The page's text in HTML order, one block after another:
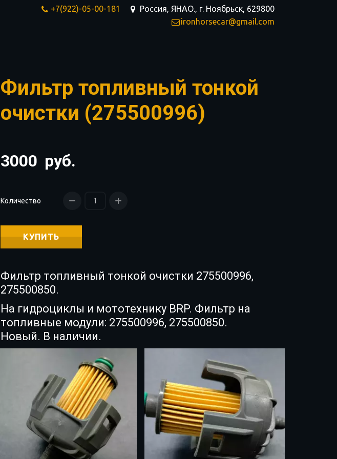
Россия, ЯНАО., г. Ноябрьск, 629800
+7(922)-05-00-181
ironhorsecar@gmail.com
Фильтр топливный тонкой
очистки (275500996)
3000 руб.
Количество
КУПИТЬ
Фильтр топливный тонкой очистки 275500996,
275500850.
На гидроциклы и мототехнику BRP. Фильтр на
топливные модули: 275500996, 275500850.
Новый. В наличии.